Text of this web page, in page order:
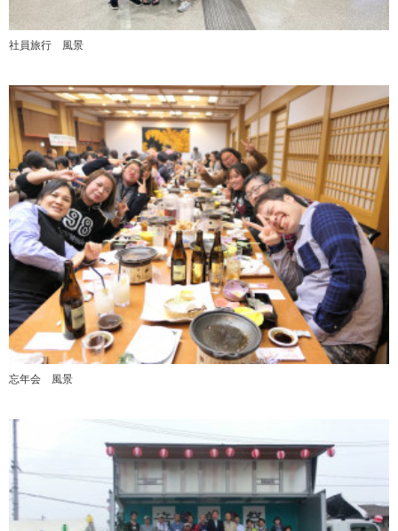
社員旅行 風景
忘年会 風景